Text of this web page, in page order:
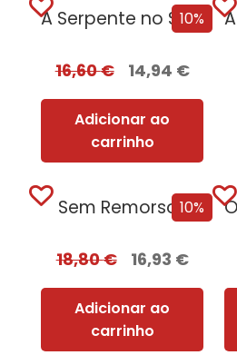
10%
A Serpente no Sótão
16,60€ 14,94 €
Adicionar ao
carrinho
10%
Sem Remorsos
18,80€ 16,93 €
Adicionar ao
carrinho